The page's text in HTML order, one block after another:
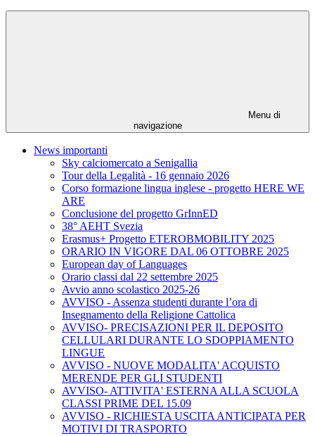
Menu di
navigazione
News importanti
Sky calciomercato a Senigallia
Tour della Legalità - 16 gennaio 2026
Corso formazione lingua inglese - progetto HERE WE
ARE
Conclusione del progetto GrInnED
38° AEHT Svezia
Erasmus+ Progetto ETEROBMOBILITY 2025
ORARIO IN VIGORE DAL 06 OTTOBRE 2025
European day of Languages
Orario classi dal 22 settembre 2025
Avvio anno scolastico 2025-26
AVVISO - Assenza studenti durante l’ora di
Insegnamento della Religione Cattolica
AVVISO- PRECISAZIONI PER IL DEPOSITO
CELLULARI DURANTE LO SDOPPIAMENTO
LINGUE
AVVISO - NUOVE MODALITA' ACQUISTO
MERENDE PER GLI STUDENTI
AVVISO- ATTIVITA' ESTERNA ALLA SCUOLA
CLASSI PRIME DEL 15.09
AVVISO - RICHIESTA USCITA ANTICIPATA PER
MOTIVI DI TRASPORTO